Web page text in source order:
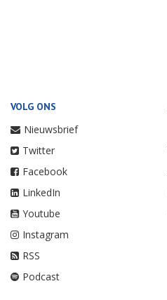
VOLG ONS
Nieuwsbrief
Twitter
Facebook
LinkedIn
Youtube
Instagram
RSS
Podcast